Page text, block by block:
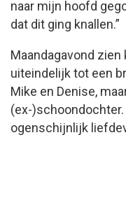
naar mijn hoofd
dat dit ging knallen.”
Maandagavond
uiteindelijk tot een
Mike en Denise,
(ex-
ogenschijnlijk